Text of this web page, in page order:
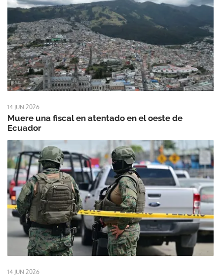
14 JUN 2026
Muere una fiscal en atentado en el oeste de
Ecuador
14 JUN 2026